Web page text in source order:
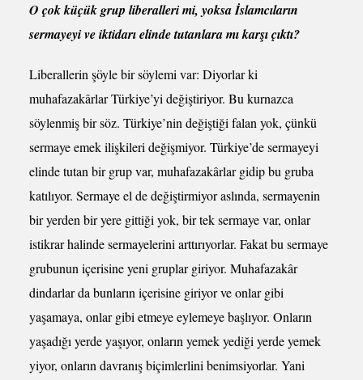
O çok küçük grup liberalleri mi, yoksa İslamcıların
sermayeyi ve iktidarı elinde tutanlara mı karşı çıktı?
Liberallerin şöyle bir söylemi var: Diyorlar ki
muhafazakârlar Türkiye’yi değiştiriyor. Bu kurnazca
söylenmiş bir söz. Türkiye’nin değiştiği falan yok, çünkü
sermaye emek ilişkileri değişmiyor. Türkiye’de sermayeyi
elinde tutan bir grup var, muhafazakârlar gidip bu gruba
katılıyor. Sermaye el de değiştirmiyor aslında, sermayenin
bir yerden bir yere gittiği yok, bir tek sermaye var, onlar
istikrar halinde sermayelerini arttırıyorlar. Fakat bu sermaye
grubunun içerisine yeni gruplar giriyor. Muhafazakâr
dindarlar da bunların içerisine giriyor ve onlar gibi
yaşamaya, onlar gibi etmeye eylemeye başlıyor. Onların
yaşadığı yerde yaşıyor, onların yemek yediği yerde yemek
yiyor, onların davranış biçimlerlini benimsiyorlar. Yani